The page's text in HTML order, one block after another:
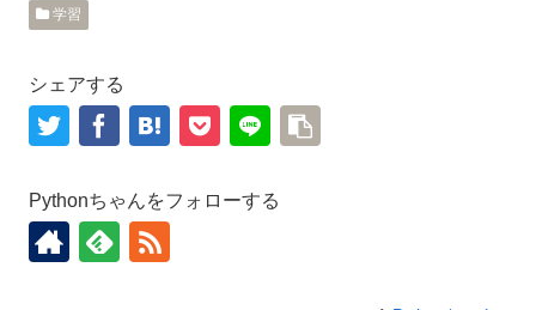
学習
シェアする
Pythonちゃんをフォローする